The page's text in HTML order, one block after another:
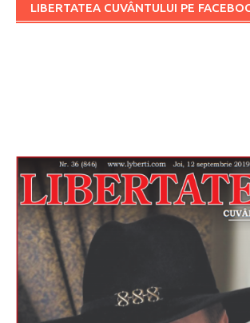
LIBERTATEA CUVÂNTULUI PE